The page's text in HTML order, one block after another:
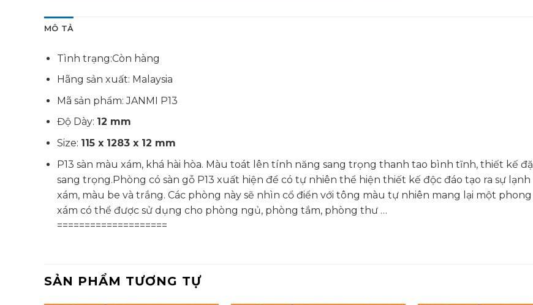
MÔ TẢ
Tình trạng:Còn hàng
Hãng sản xuất: Malaysia
Mã sản phẩm: JANMI P13
Độ Dày: 12 mm
Size: 115 x 1283 x 12 mm
P13 sàn màu xám, khá hài hòa. Màu toát lên tính năng sang trọng thanh tao bình tĩnh, thiết kế
sang trọng.Phòng có sàn gỗ P13 xuất hiện để có tự nhiên thể hiện thiết kế độc đáo tạo ra sự
xám, màu be và trắng. Các phòng này sẽ nhìn cổ điển với tông màu tự nhiên mang lại một
xám có thể được sử dụng cho phòng ngủ, phòng tắm, phòng thư …
====================
SẢN PHẨM TƯƠNG TỰ